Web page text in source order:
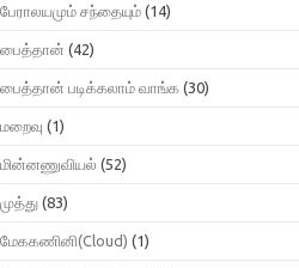
பேராலயமும் சந்தையும் (14)
பைத்தான் (42)
பைத்தான் படிக்கலாம் வாங்க (30)
மறைவு (1)
மின்னணுவியல் (52)
முத்து (83)
மேககணினி(Cloud) (1)